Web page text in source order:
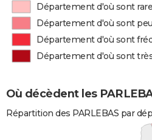
Département d'où sont
Département d'où sont
Département d'où sont
Département d'où sont
Où décèdent les
Répartition des PARLEBAS par